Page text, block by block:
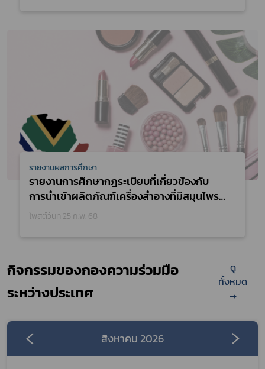
รายงานผลการศึกษา
รายงานการศึกษากฎระเบียบที่เกี่ยวข้องกับ
การนำเข้าผลิตภัณฑ์เครื่องสำอางที่มีสมุนไพร
เป็นส่วนประกอบไปยังประเทศแอฟริกาใต้
โพสต์วันที่ 25 ก.พ. 68
กิจกรรมของกองความร่วมมือ
ระหว่างประเทศ
ดู
ทั้งหมด
→
 สิงหาคม 2026 